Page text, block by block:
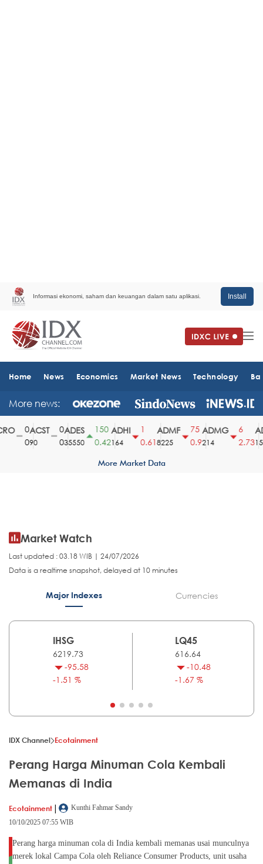
Informasi ekonomi, saham dan keuangan dalam satu aplikasi. Install
Home News Economics Market News Technology
More news:
ACST
90
ADES
35550
150
0.42
ADHI
164
0.61
ADMF
8225
75
0.9
ADMG
214
2.73
More Market Data
Market Watch
Last updated : 03.18 WIB | 24/07/2026
Data is a realtime snapshot, delayed at 10 minutes
Major Indexes Currencies
IHSG
6219.73
-95.58
-1.51 %
LQ45
616.64
-10.48
-1.67 %
IDX Channel Ecotainment
Perang Harga Minuman Cola Kembali
Memanas di India
Ecotainment |
Kunthi Fahmar Sandy
10/10/2025 07:55 WIB
Perang harga minuman cola di India kembali memanas usai munculnya
merek lokal Campa Cola oleh Reliance Consumer Products, unit usaha